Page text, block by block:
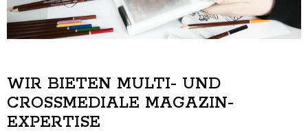
WIR BIETEN MULTI- UND
CROSSMEDIALE MAGAZIN-
EXPERTISE